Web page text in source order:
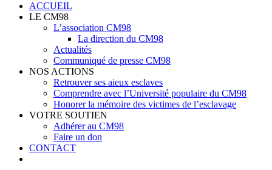
ACCUEIL
LE CM98
L’association CM98
La direction du CM98
Actualités
Communiqué de presse CM98
NOS ACTIONS
Retrouver ses aieux esclaves
Comprendre avec l’Université populaire du CM98
Honorer la mémoire des victimes de l’esclavage
VOTRE SOUTIEN
Adhérer au CM98
Faire un don
CONTACT